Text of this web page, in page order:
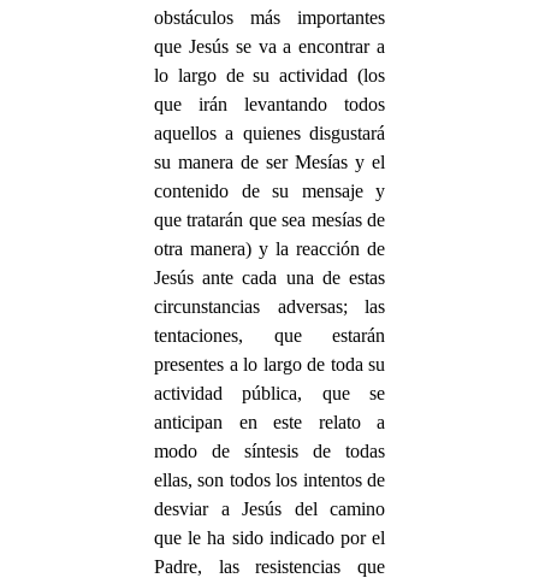
obstáculos más importantes
que Jesús se va a encontrar a
lo largo de su actividad (los
que irán levantando todos
aquellos a quienes disgustará
su manera de ser Mesías y el
contenido de su mensaje y
que tratarán que sea mesías de
otra manera) y la reacción de
Jesús ante cada una de estas
circunstancias adversas; las
tentaciones, que estarán
presentes a lo largo de toda su
actividad pública, que se
anticipan en este relato a
modo de síntesis de todas
ellas, son todos los intentos de
desviar a Jesús del camino
que le ha sido indicado por el
Padre, las resistencias que